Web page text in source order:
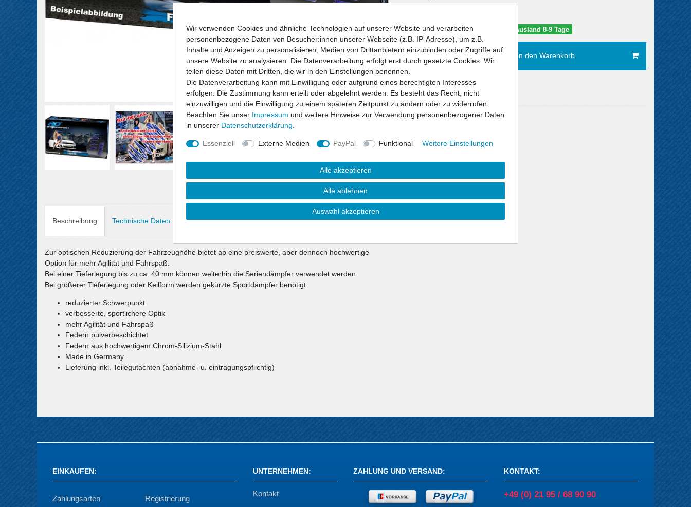
Lieferzeit: Deutschland 5-6 Tage / Ausland 8-9 Tage
In den Warenkorb
Wunschliste
* inkl. ges. MwSt. zzgl.Versandkosten
Beschreibung Technische Daten Angaben Produktsicherheit
Zur optischen Reduzierung der Fahrzeughöhe bietet ap eine preiswerte, aber dennoch hochwertige
Option für mehr Agilität und Fahrspaß.
Bei einer Tieferlegung bis zu ca. 40 mm können weiterhin die Seriendämpfer verwendet werden.
Bei größerer Tieferlegung oder Keilform werden gekürzte Sportdämpfer benötigt.
reduzierter Schwerpunkt
verbesserte, sportlichere Optik
mehr Agilität und Fahrspaß
Federn pulverbeschichtet
Federn aus hochwertigem Chrom-Silizium-Stahl
Made in Germany
Lieferung inkl. Teilegutachten (abnahme- u. eintragungspflichtig)
EINKAUFEN:
Zahlungsarten Registrierung
UNTERNEHMEN:
Kontakt
ZAHLUNG UND VERSAND: KONTAKT:
+49 (0) 21 95 / 68 90 90
Wir verwenden Cookies und ähnliche Technologien auf unserer Website und verarbeiten
personenbezogene Daten von Besucher:innen unserer Webseite (z.B. IP-Adresse), um z.B.
Inhalte und Anzeigen zu personalisieren, Medien von Drittanbietern einzubinden oder Zugriffe auf
unsere Website zu analysieren. Die Datenverarbeitung erfolgt erst durch gesetzte Cookies. Wir
teilen diese Daten mit Dritten, die wir in den Einstellungen benennen.
Die Datenverarbeitung kann mit Einwilligung oder aufgrund eines berechtigten Interesses
erfolgen. Die Zustimmung kann erteilt oder abgelehnt werden. Es besteht das Recht, nicht
einzuwilligen und die Einwilligung zu einem späteren Zeitpunkt zu ändern oder zu widerrufen.
Beachten Sie unser Impressum und weitere Hinweise zur Verwendung personenbezogener Daten
in unserer Daten­schutz­erklärung
Essenziell Externe Medien PayPal Funktional Weitere Einstellungen
Alle akzeptieren
Alle ablehnen
Auswahl akzeptieren